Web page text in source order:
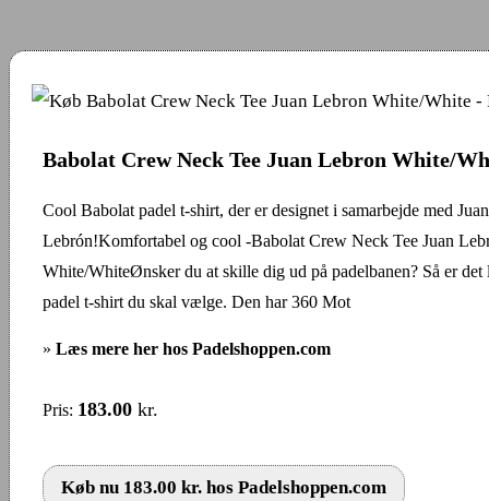
Babolat Crew Neck Tee Juan Lebron White/
Cool Babolat padel t-shirt, der er designet i samarbejde med Juan
Lebrón!Komfortabel og cool -Babolat Crew Neck Tee Juan
White/WhiteØnsker du at skille dig ud på padelbanen? Så er det
padel t-shirt du skal vælge. Den har 360 Mot
» Læs mere her hos Padelshoppen.com
Pris: 183.00 kr.
Køb nu 183.00 kr. hos Padelshoppen.com